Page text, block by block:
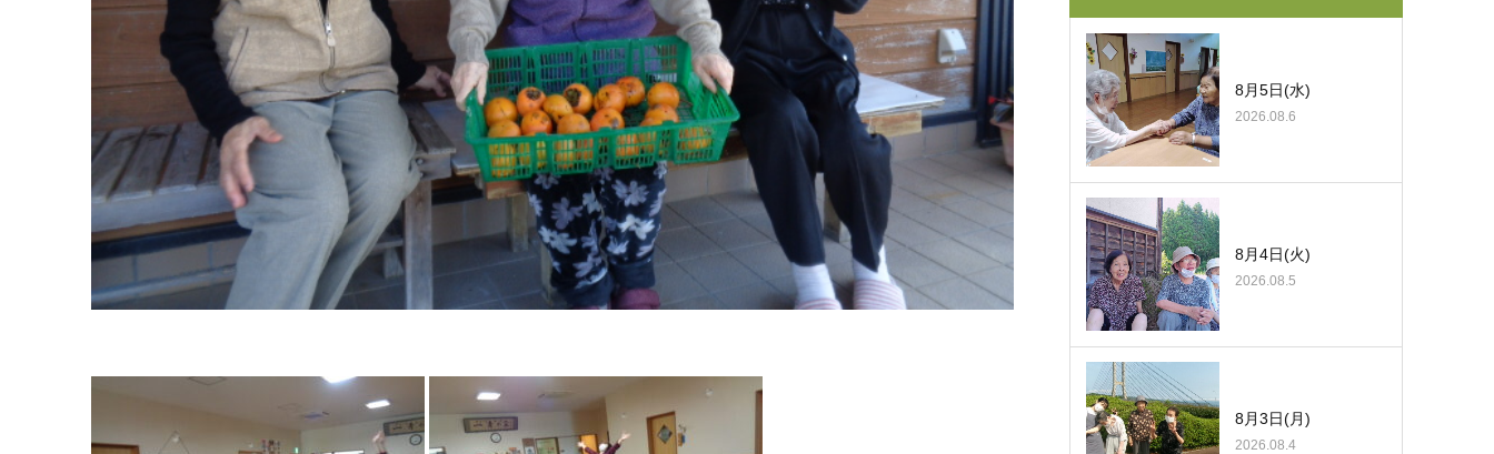
8月5日(水)
2026.08.6
8月4日(火)
2026.08.5
8月3日(月)
2026.08.4